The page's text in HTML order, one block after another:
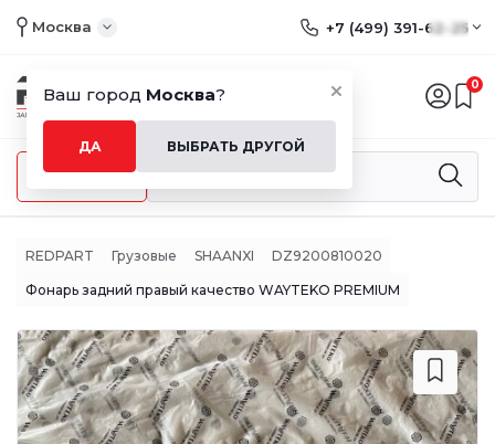
Ваш город Москва?
ДА ВЫБРАТЬ ДРУГОЙ
Москва +7 (499) 391-62-25
0
Меню
REDPART Грузовые SHAANXI DZ9200810020
Фонарь задний правый качество WAYTEKO PREMIUM